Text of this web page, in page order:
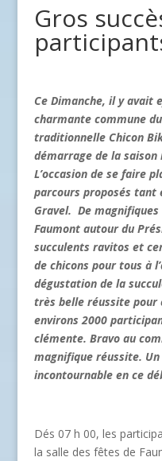
Gros
Ce Dimanche, il y avait
charmante commune
traditionnelle Chicon
démarrage de la saison
L’occasion de se faire
parcours proposés tant
Gravel. De
Faumont autour du
succulents ravitos et
de chicons pour tous à
dégustation de la
très belle réussite pour
environs 2000
clémente. Bravo au
magnifique réussite.
incontournable en ce
Dés 07 h 00, les
la salle des fêtes de